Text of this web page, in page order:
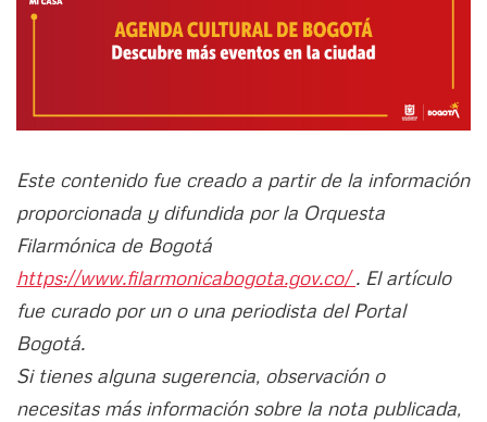
Este contenido fue creado a partir de la información
proporcionada y difundida por la Orquesta
Filarmónica de Bogotá
https://www.filarmonicabogota.gov.co/. El artículo
fue curado por un o una periodista del Portal
Bogotá.
Si tienes alguna sugerencia, observación o
necesitas más información sobre la nota publicada,